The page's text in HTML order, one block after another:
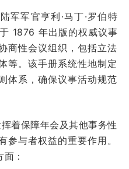
军军官亨利·马丁·罗伯特
1876 年出版的权威议事
商性会议组织，包括立法
等。该手册系统性地制定
体系，确保议事活动规范
着保障年会及其他事务性
参与者权益的重要作用。
：